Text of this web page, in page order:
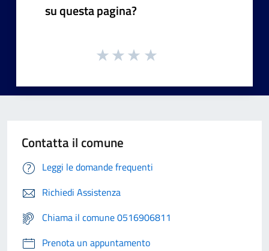
su questa pagina?
Contatta il comune
Leggi le domande frequenti
Richiedi Assistenza
Chiama il comune 0516906811
Prenota un appuntamento